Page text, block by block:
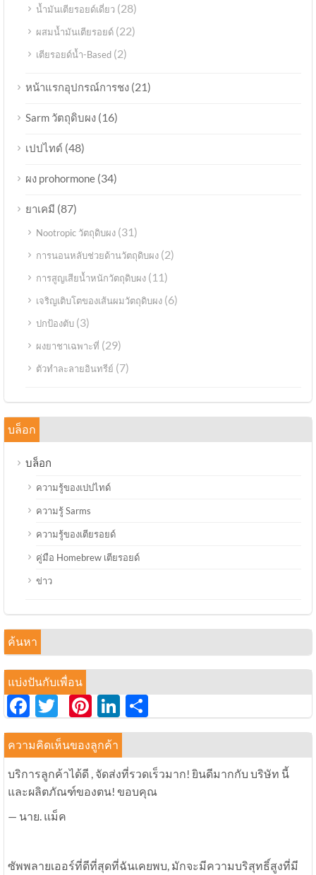
น้ำมันเตียรอยด์เดี่ยว (28)
ผสมน้ำมันเตียรอยด์ (22)
เตียรอยด์น้ำ-Based (2)
หน้าแรกอุปกรณ์การชง (21)
Sarm วัตถุดิบผง (16)
เปปไทด์ (48)
ผง prohormone (34)
ยาเคมี (87)
Nootropic วัตถุดิบผง (31)
การนอนหลับช่วยด้านวัตถุดิบผง (2)
การสูญเสียน้ำหนักวัตถุดิบผง (11)
เจริญเติบโตของเส้นผมวัตถุดิบผง (6)
ปกป้องตับ (3)
ผงยาชาเฉพาะที่ (29)
ตัวทำละลายอินทรีย์ (7)
บล็อก
บล็อก
ความรู้ของเปปไทด์
ความรู้ Sarms
ความรู้ของเตียรอยด์
คู่มือ Homebrew เตียรอยด์
ข่าว
ค้นหา
แบ่งปันกับเพื่อน
Facebook
Twitter
Pinterest
LinkedIn
享
ความคิดเห็นของลูกค้า
บริการลูกค้าได้ดี , จัดส่งที่รวดเร็วมาก! ยินดีมากกับ บริษัท นี้
และผลิตภัณฑ์ของตน! ขอบคุณ
— นาย. แม็ค
ซัพพลายเออร์ที่ดีที่สุดที่ฉันเคยพบ, มักจะมีความบริสุทธิ์สูงที่มี